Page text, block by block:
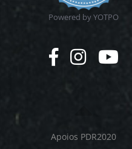
Powered by YOTPO
Apoios PDR2020